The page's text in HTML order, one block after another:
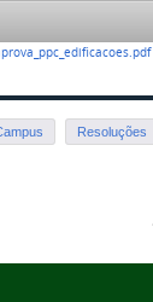
Resoluções